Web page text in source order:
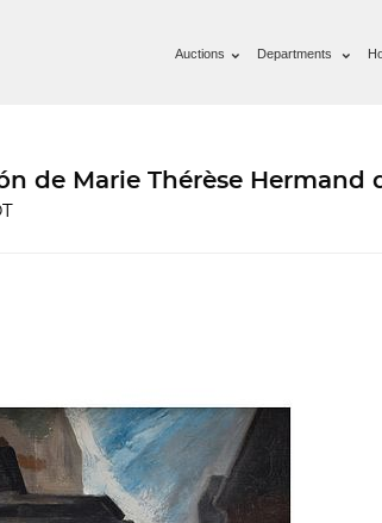
Auctions Departments
de Marie Thérèse Hermand